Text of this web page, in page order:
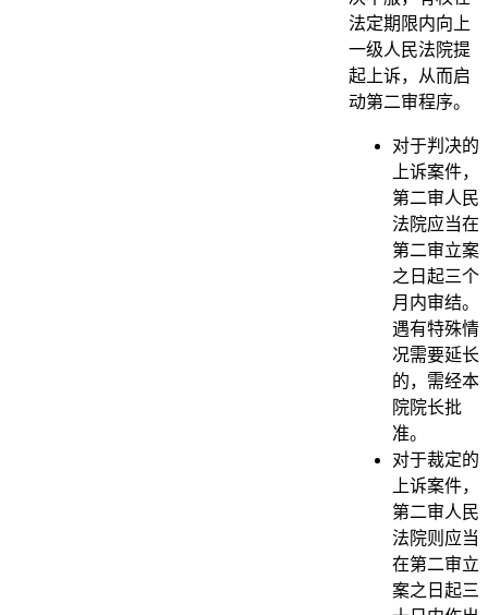
法定期限内向上
一级人民法院提
起上诉，从而启
动第二审程序。
对于判决的
上诉案件，
第二审人民
法院应当在
第二审立案
之日起三个
月内审结。
遇有特殊情
况需要延长
的，需经本
院院长批
准。
对于裁定的
上诉案件，
第二审人民
法院则应当
在第二审立
案之日起三